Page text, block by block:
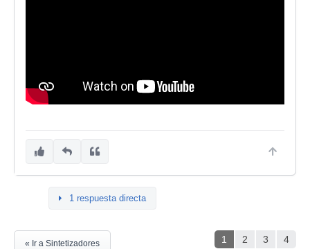
1 respuesta directa
1 2 3 4
« Ir a Sintetizadores